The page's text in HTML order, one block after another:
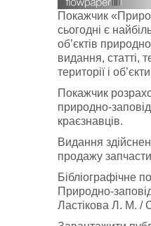
Покажчик
сьогодні є
об’єктів
видання, статті,
території і
Покажчик
природно-
краєзнавців.
Видання
продажу
Бібліографічне
Природно-
Ластікова Л. М. /